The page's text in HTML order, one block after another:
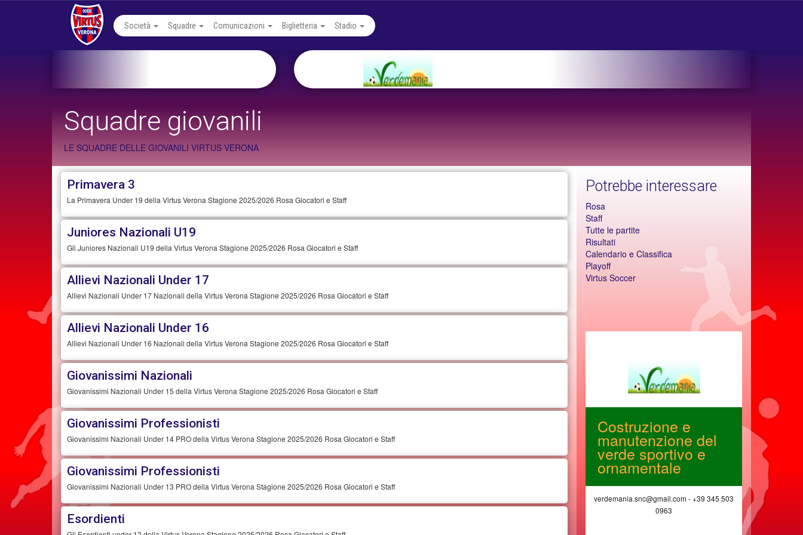
Società Squadre Comunicazioni Biglietteria Stadio
Squadre giovanili
LE SQUADRE DELLE GIOVANILI VIRTUS VERONA
Primavera 3
La Primavera Under 19 della Virtus Verona Stagione 2025/2026 Rosa Giocatori e Staff
Juniores Nazionali U19
Gli Juniores Nazionali U19 della Virtus Verona Stagione 2025/2026 Rosa Giocatori e Staff
Allievi Nazionali Under 17
Allievi Nazionali Under 17 Nazionali della Virtus Verona Stagione 2025/2026 Rosa Giocatori e Staff
Allievi Nazionali Under 16
Allievi Nazionali Under 16 Nazionali della Virtus Verona Stagione 2025/2026 Rosa Giocatori e Staff
Giovanissimi Nazionali
Giovanissimi Nazionali Under 15 della Virtus Verona Stagione 2025/2026 Rosa Giocatori e Staff
Giovanissimi Professionisti
Giovanissimi Nazionali Under 14 PRO della Virtus Verona Stagione 2025/2026 Rosa Giocatori e Staff
Giovanissimi Professionisti
Giovanissimi Nazionali Under 13 PRO della Virtus Verona Stagione 2025/2026 Rosa Giocatori e Staff
Esordienti
Potrebbe interessare
Rosa
Staff
Tutte le partite
Risultati
Calendario e Classifica
Playoff
Virtus Soccer
Caffè Migliori
Costruzione e
manutenzione del
verde sportivo e
ornamentale
verdemania.snc@gmail.com - +39 345 503
0963
Wifi,